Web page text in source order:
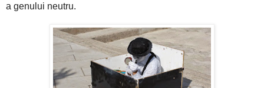
a genului neutru.